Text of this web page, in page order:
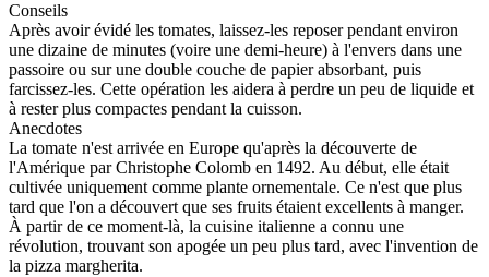
Conseils
Après avoir évidé les tomates, laissez-les reposer pendant environ
une dizaine de minutes (voire une demi-heure) à l'envers dans une
passoire ou sur une double couche de papier absorbant, puis
farcissez-les. Cette opération les aidera à perdre un peu de liquide et
à rester plus compactes pendant la cuisson.
Anecdotes
La tomate n'est arrivée en Europe qu'après la découverte de
l'Amérique par Christophe Colomb en 1492. Au début, elle était
cultivée uniquement comme plante ornementale. Ce n'est que plus
tard que l'on a découvert que ses fruits étaient excellents à manger.
À partir de ce moment-là, la cuisine italienne a connu une
révolution, trouvant son apogée un peu plus tard, avec l'invention de
la pizza margherita.